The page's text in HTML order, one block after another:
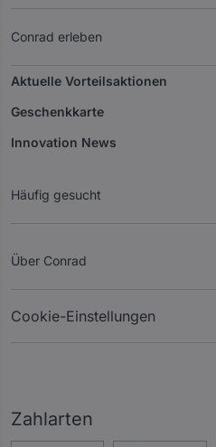
Conrad erleben
Aktuelle Vorteilsaktionen
Geschenkkarte
Innovation News
Häufig gesucht
Über Conrad
Cookie-Einstellungen
Zahlarten